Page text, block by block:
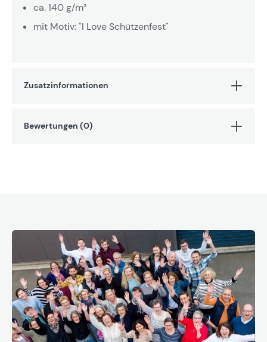
ca. 140 g/m²
mit Motiv: "I Love Schützenfest"
Zusatzinformationen
Bewertungen (0)